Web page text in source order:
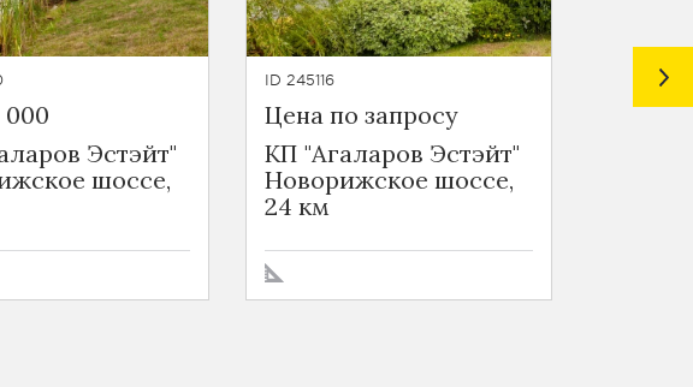
000
Эстэйт"
шоссе,
ID 245116
Цена по запросу
КП "Агаларов Эстэйт"
Новорижское шоссе,
24 км
ID 245248
420